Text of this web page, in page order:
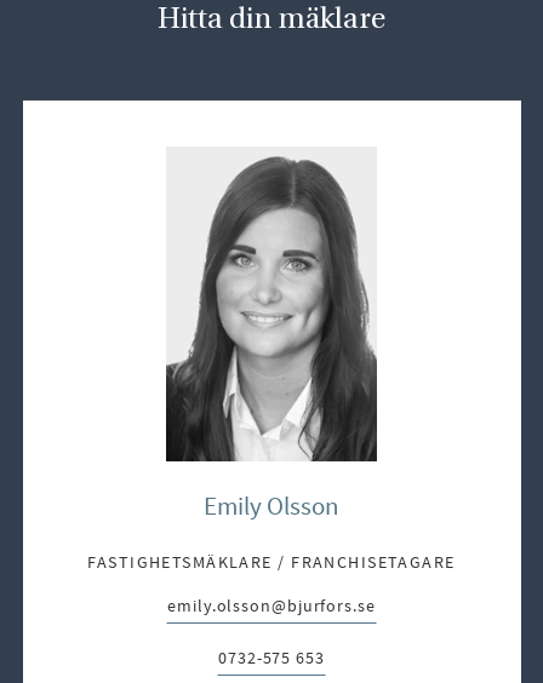
Hitta din mäklare
Emily Olsson
FASTIGHETSMÄKLARE / FRANCHISETAGARE
E-post:
emily.olsson@bjurfors.se
Telefon:
0732-575 653